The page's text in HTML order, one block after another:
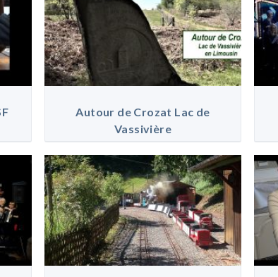
Autour de Crozat Lac de
Vassivière